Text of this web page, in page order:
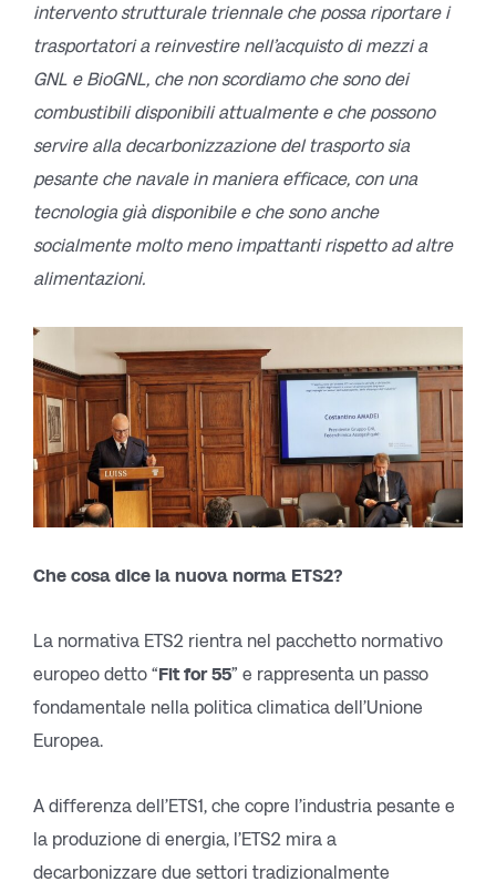
intervento strutturale triennale che possa riportare i
trasportatori a reinvestire nell’acquisto di mezzi a
GNL e BioGNL, che non scordiamo che sono dei
combustibili disponibili attualmente e che possono
servire alla decarbonizzazione del trasporto sia
pesante che navale in maniera efficace, con una
tecnologia già disponibile e che sono anche
socialmente molto meno impattanti rispetto ad altre
alimentazioni.
Che cosa dice la nuova norma ETS2?
La normativa ETS2 rientra nel pacchetto normativo
europeo detto “Fit for 55” e rappresenta un passo
fondamentale nella politica climatica dell’Unione
Europea.
A differenza dell’ETS1, che copre l’industria pesante e
la produzione di energia, l’ETS2 mira a
decarbonizzare due settori tradizionalmente